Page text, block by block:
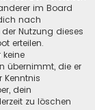
im Board
nach
Nutzung dieses
erteilen.
keine
übernimmt, die er
Kenntnis
dein
zu löschen